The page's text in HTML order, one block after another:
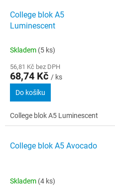
College blok A5
Luminescent
Skladem (5 ks)
56,81 Kč bez DPH
68,74 Kč / ks
Do košíku
College blok A5 Luminescent
College blok A5 Avocado
Skladem (4 ks)